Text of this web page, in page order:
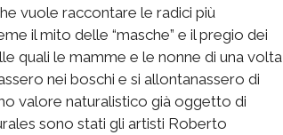
vuole raccontare le radici più
il mito delle “masche” e il pregio dei
quali le mamme e le nonne di una volta
nei boschi e si allontanassero di
valore naturalistico già oggetto di
sono stati gli artisti Roberto